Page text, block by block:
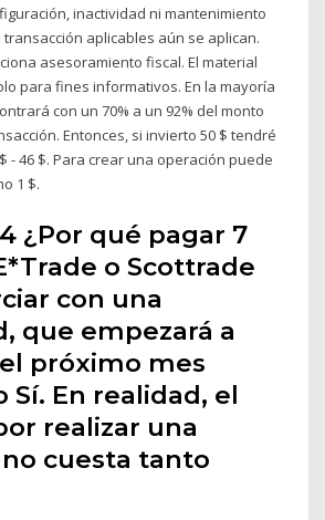
inactividad ni mantenimiento
aplicables aún se aplican.
asesoramiento fiscal. El material
para fines informativos. En la mayoría
con un 70% a un 92% del monto
Entonces, si invierto 50 $ tendré
- 46 $. Para crear una operación puede
1 $.
¿Por qué pagar 7
o Scottrade
con una
que empezará a
próximo mes
Sí. En realidad, el
realizar una
cuesta tanto